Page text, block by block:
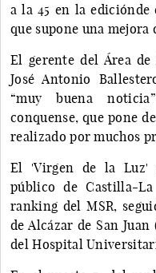
a la 45 en la ediciónde
que supone una mejora
El gerente del Área de
José Antonio
“muy buena
conquense, que pone
realizado por muchos
El 'Virgen de la Luz'
público de Castilla-
ranking del MSR,
de Alcázar de San
del Hospital